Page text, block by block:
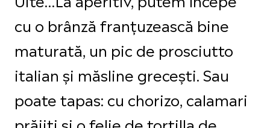
cu o brânză franțuzească bine
maturată, un pic de prosciutto
italian și măsline grecești. Sau
poate tapas: cu chorizo, calamari
prăjiți și o felie de tortilla de